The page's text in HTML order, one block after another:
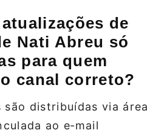
de
Nati Abreu só
para quem
canal correto?
são distribuídas via área
ao e‑mail